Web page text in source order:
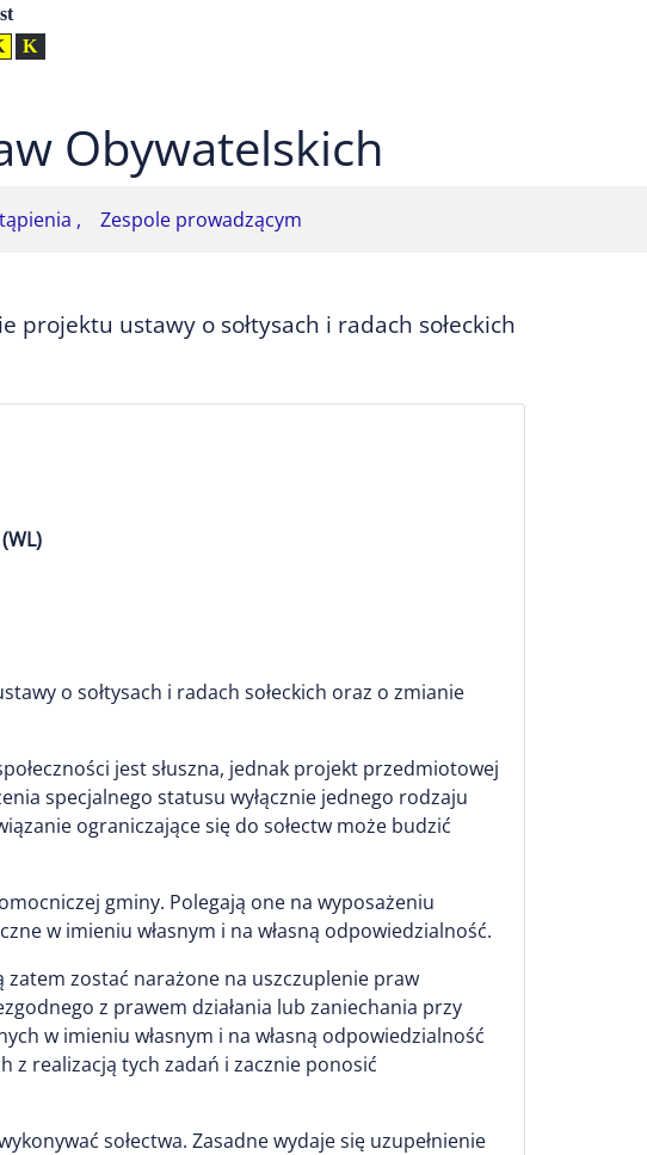
biały tekst na czarnym
Kontrast czarny tekst na żółtym
Obywatelskich
, Zespole prowadzącym
projektu ustawy o sołtysach i radach sołeckich
o sołtysach i radach sołeckich oraz o zmianie
jest słuszna, jednak projekt przedmiotowej
specjalnego statusu wyłącznie jednego rodzaju
ograniczające się do sołectw może budzić
gminy. Polegają one na wyposażeniu
w imieniu własnym i na własną odpowiedzialność.
zatem zostać narażone na uszczuplenie praw
z prawem działania lub zaniechania przy
w imieniu własnym i na własną odpowiedzialność
z realizacją tych zadań i zacznie ponosić
sołectwa. Zasadne wydaje się uzupełnienie